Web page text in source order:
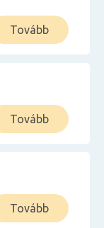
Tovább
Tovább
Tovább